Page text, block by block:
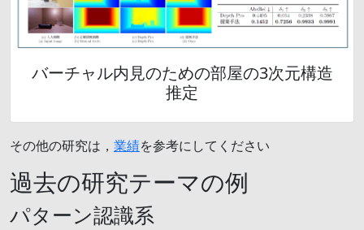
バーチャル内見のための部屋の3次元構造
推定
その他の研究は， 業績を参考にしてください
過去の研究テーマの例
パターン認識系